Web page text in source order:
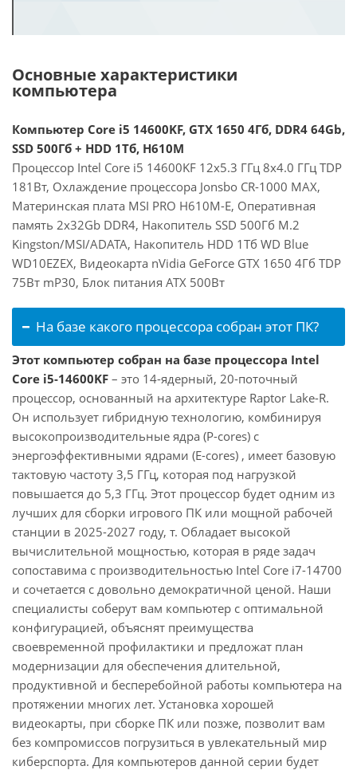
Основные характеристики
компьютера
Компьютер Core i5 14600KF, GTX 1650 4Гб, DDR4 64Gb,
SSD 500Гб + HDD 1Тб, H610M
Процессор Intel Core i5 14600KF 12x5.3 ГГц 8x4.0 ГГц TDP
181Вт, Охлаждение процессора Jonsbo CR-1000 MAX,
Материнская плата MSI PRO H610M-E, Оперативная
память 2x32Gb DDR4, Накопитель SSD 500Гб M.2
Kingston/MSI/ADATA, Накопитель HDD 1Тб WD Blue
WD10EZEX, Видеокарта nVidia GeForce GTX 1650 4Гб TDP
75Вт mP30, Блок питания ATX 500Вт
На базе какого процессора собран этот ПК?
Этот компьютер собран на базе процессора Intel
Core i5-14600KF – это 14-ядерный, 20-поточный
процессор, основанный на архитектуре Raptor Lake-R.
Он использует гибридную технологию, комбинируя
высокопроизводительные ядра (P-cores) с
энергоэффективными ядрами (E-cores) , имеет базовую
тактовую частоту 3,5 ГГц, которая под нагрузкой
повышается до 5,3 ГГц. Этот процессор будет одним из
лучших для сборки игрового ПК или мощной рабочей
станции в 2025-2027 году, т. Обладает высокой
вычислительной мощностью, которая в ряде задач
сопоставима с производительностью Intel Core i7-14700
и сочетается с довольно демократичной ценой. Наши
специалисты соберут вам компьютер с оптимальной
конфигурацией, объяснят преимущества
своевременной профилактики и предложат план
модернизации для обеспечения длительной,
продуктивной и бесперебойной работы компьютера на
протяжении многих лет. Установка хорошей
видеокарты, при сборке ПК или позже, позволит вам
без компромиссов погрузиться в увлекательный мир
киберспорта. Для компьютеров данной серии будет